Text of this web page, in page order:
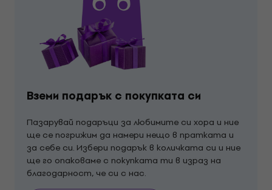
Вземи подарък с покупката си
Пазарувай подаръци за любимите си хора и ние
ще се погрижим да намери нещо в пратката и
за себе си. Избери подарък в количката си и ние
ще го опаковаме с покупката ти в израз на
благодарност, че си с нас.